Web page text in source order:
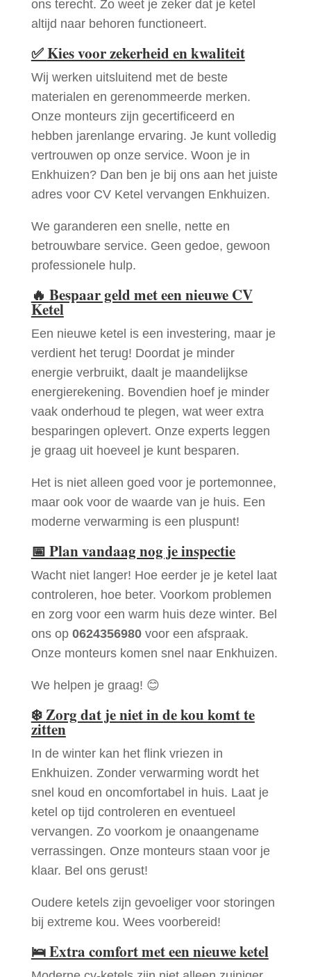
ons terecht. Zo weet je zeker dat je ketel
altijd naar behoren functioneert.
✅Kies voor zekerheid en kwaliteit
Wij werken uitsluitend met de beste
materialen en gerenommeerde merken.
Onze monteurs zijn gecertificeerd en
hebben jarenlange ervaring. Je kunt volledig
vertrouwen op onze service. Woon je in
Enkhuizen? Dan ben je bij ons aan het juiste
adres voor CV Ketel vervangen Enkhuizen.
We garanderen een snelle, nette en
betrouwbare service. Geen gedoe, gewoon
professionele hulp.
🔥 Bespaar geld met een nieuwe CV
Ketel
Een nieuwe ketel is een investering, maar je
verdient het terug! Doordat je minder
energie verbruikt, daalt je maandelijkse
energierekening. Bovendien hoef je minder
vaak onderhoud te plegen, wat weer extra
besparingen oplevert. Onze experts leggen
je graag uit hoeveel je kunt besparen.
Het is niet alleen goed voor je portemonnee,
maar ook voor de waarde van je huis. Een
moderne verwarming is een pluspunt!
📅 Plan vandaag nog je inspectie
Wacht niet langer! Hoe eerder je je ketel laat
controleren, hoe beter. Voorkom problemen
en zorg voor een warm huis deze winter. Bel
ons op 0624356980voor een afspraak.
Onze monteurs komen snel naar Enkhuizen.
We helpen je graag! 😊
❄️Zorg dat je niet in de kou komt te
zitten
In de winter kan het flink vriezen in
Enkhuizen. Zonder verwarming wordt het
snel koud en oncomfortabel in huis. Laat je
ketel op tijd controleren en eventueel
vervangen. Zo voorkom je onaangename
verrassingen. Onze monteurs staan voor je
klaar. Bel ons gerust!
Oudere ketels zijn gevoeliger voor storingen
bij extreme kou. Wees voorbereid!
🛌Extra comfort met een nieuwe ketel